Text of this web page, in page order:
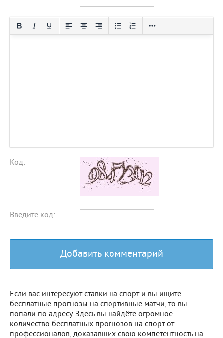
Код:
Введите код:
Добавить комментарий
Если вас интересуют ставки на спорт и вы ищите
бесплатные прогнозы на спортивные матчи, то вы
попали по адресу. Здесь вы найдёте огромное
количество бесплатных прогнозов на спорт от
профессионалов, доказавших свою компетентность на